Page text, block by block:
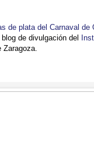
de plata del Carnaval de
blog de divulgación del